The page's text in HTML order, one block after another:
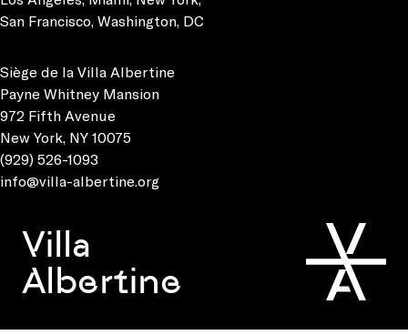
San Francisco, Washington, DC
Siège de la Villa Albertine
Payne Whitney Mansion
972 Fifth Avenue
New York, NY 10075
(929) 526-1093
info@villa-albertine.org
Villa
Albertine